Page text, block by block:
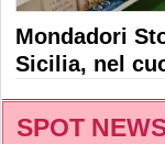
Mondadori
Sicilia, nel
SPOT